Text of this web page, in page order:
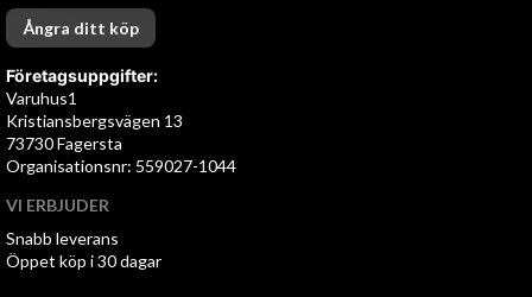
Ångra ditt köp
Företagsuppgifter:
Varuhus1
Kristiansbergsvägen 13
73730 Fagersta
Organisationsnr: 559027-1044
VI ERBJUDER
Snabb leverans
Öppet köp i 30 dagar